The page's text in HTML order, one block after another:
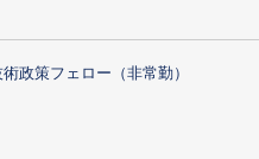
政策フェロー（非常勤）